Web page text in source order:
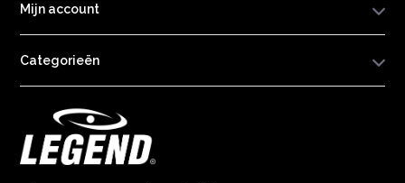
Mijn account
Categorieën